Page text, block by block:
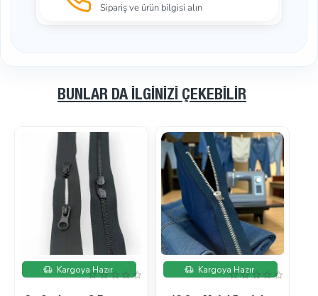
Sipariş ve ürün bilgisi alın
BUNLAR DA İLGINIZI ÇEKEBILIR
İndirimde
Kargoya Hazır İndirimde
Kargoya Hazır